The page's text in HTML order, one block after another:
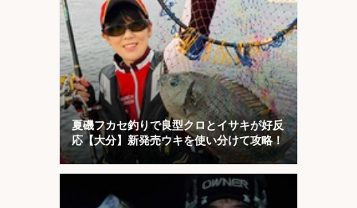
夏磯フカセ釣りで良型クロとイサキが好反
応【大分】新発売ウキを使い分けて攻略！